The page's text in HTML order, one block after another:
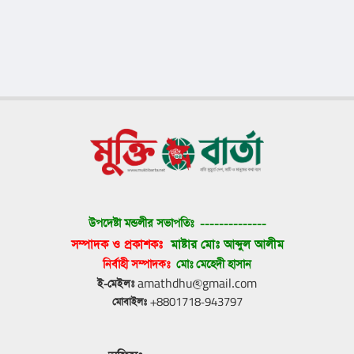
উপদেষ্টা মন্ডলীর সভাপতিঃ --------------
সম্পাদক ও প্রকাশকঃ মাষ্টার মোঃ আব্দুল আলীম
নির্বাহী সম্পাদকঃ মোঃ মেহেদী হাসান
ই-মেইলঃ amathdhu@gmail.com
মোবাইলঃ +8801718-943797